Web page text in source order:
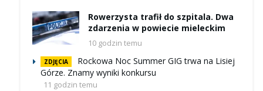
Rowerzysta trafił do szpitala. Dwa
zdarzenia w powiecie mieleckim
10 godzin temu
ZDJĘCIA
Rockowa Noc Summer GIG trwa na Lisiej
Górze. Znamy wyniki konkursu
11 godzin temu